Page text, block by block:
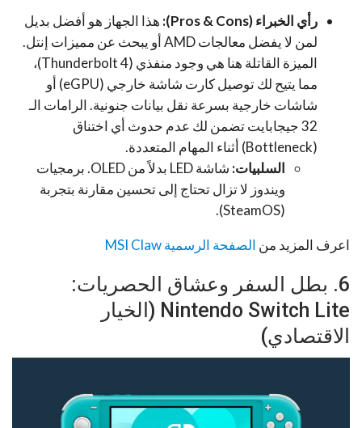
رأي الخبراء (Pros & Cons):
هذا الجهاز هو أفضل بديل
لمن لا يفضل معالجات AMD أو يبحث عن مميزات إنتل.
الميزة القاتلة هنا هي وجود منفذي (Thunderbolt 4)،
مما يتيح لك توصيل كارت شاشة خارجي (eGPU) أو
شاشات خارجية بسرعة نقل بيانات جنونية. الرامات الـ
32 جيجابايت تضمن لك عدم حدوث أي اختناق
(Bottleneck) أثناء المهام المتعددة.
السلبيات:
شاشة LED بدلاً من OLED. برمجيات
ويندوز لا تزال تحتاج إلى تحسين مقارنة بتجربة
(SteamOS).
اعرف المزيد من الصفحة الرسمية MSI Claw
6. بطل السفر وعشاق الحصريات:
Nintendo Switch Lite (الخيار
الاقتصادي)